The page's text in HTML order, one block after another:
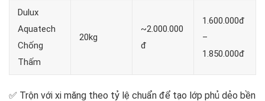
Dulux
Aquatech
Chống
Thấm
20kg
~2.000.000
đ
1.600.000đ
–
1.850.000đ
✅ Trộn với xi măng theo tỷ lệ chuẩn để tạo lớp phủ dẻo bền